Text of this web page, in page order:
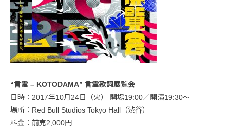
“言霊 – KOTODAMA” 言霊歌詞展覧会
日時：2017年10月24日（火） 開場19:00／開演19:30〜
場所：Red Bull Studios Tokyo Hall（渋谷）
料金：前売2,000円